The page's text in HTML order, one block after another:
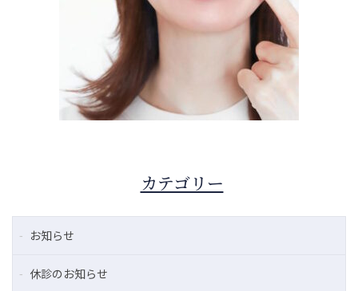
カテゴリー
お知らせ
休診のお知らせ